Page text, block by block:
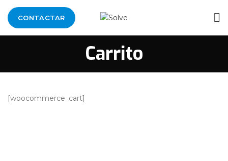
CONTACTAR
Carrito
[woocommerce_cart]